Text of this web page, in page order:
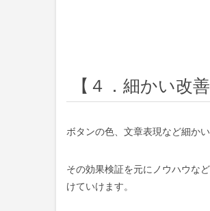
【４．細かい改
ボタンの色、文章表現など細か
その効果検証を元にノウハウな
けていけます。